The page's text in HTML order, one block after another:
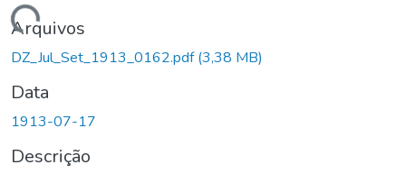
Arquivos
DZ_Jul_Set_1913_0162.pdf(3,38 MB)
Data
1913-07-17
Descrição